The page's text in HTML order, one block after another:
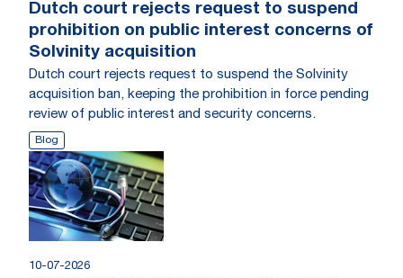
Dutch court rejects request to suspend
prohibition on public interest concerns of
Solvinity acquisition
Dutch court rejects request to suspend the Solvinity
acquisition ban, keeping the prohibition in force pending
review of public interest and security concerns.
Blog
10-07-2026